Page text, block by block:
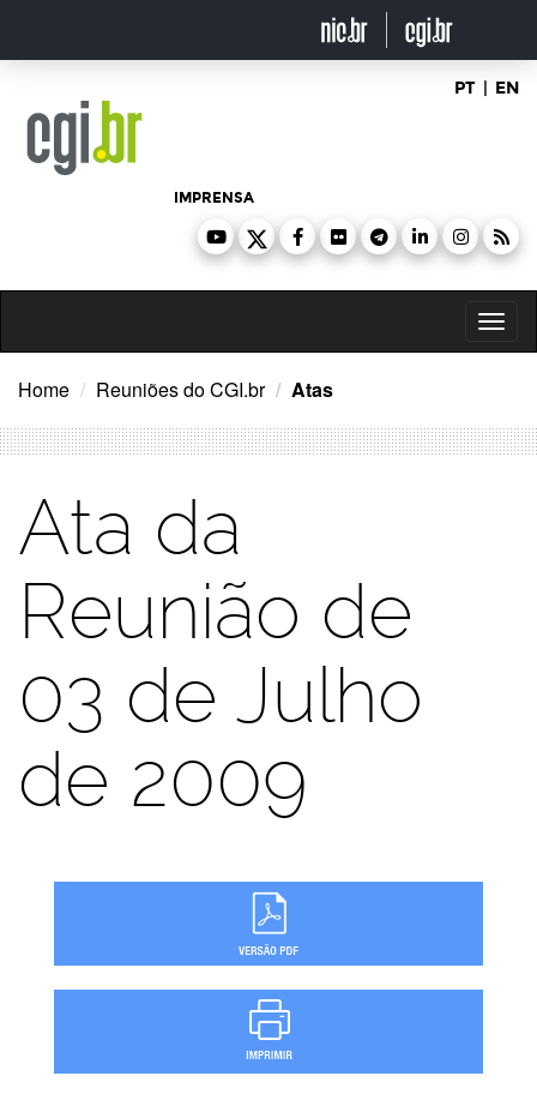
o
PT | EN
IMPRENSA
Home Reuniões do CGI.br Atas
Ata da
Reunião de
03 de Julho
de 2009